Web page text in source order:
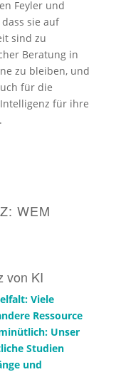
Feyler und
sie auf
sind zu
Beratung in
zu bleiben, und
für die
für ihre
WEM
von KI
Viele
Ressource
Unser
Studien
und